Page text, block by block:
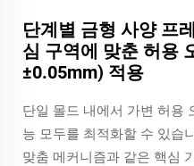
단계별 금형 사양 프
심 구역에 맞춘 허용
±0.05mm) 적용
단일 몰드 내에서 가변 허용
능 모두를 최적화할 수 있습
맞춤 메커니즘과 같은 핵심